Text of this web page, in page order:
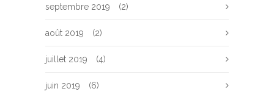
septembre 2019 (2)
août 2019 (2)
juillet 2019 (4)
juin 2019 (6)